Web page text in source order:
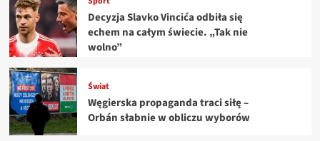
Decyzja Slavko Vincića odbiła się
echem na całym świecie. „Tak nie
wolno”
Świat
Węgierska propaganda traci siłę –
Orbán słabnie w obliczu wyborów